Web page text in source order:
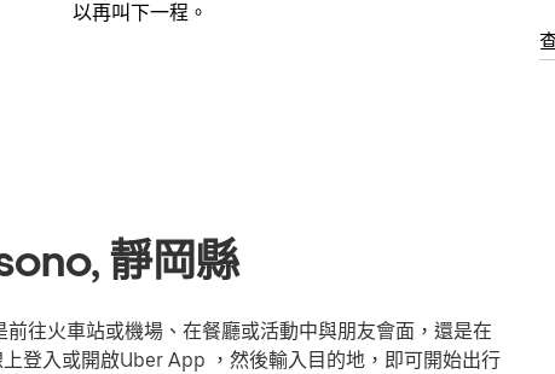
以再叫下一程。
靜岡縣
往火車站或機場、在餐廳或活動中與朋友會面，還是在
登入或開啟Uber App ，然後輸入目的地，即可開始出行